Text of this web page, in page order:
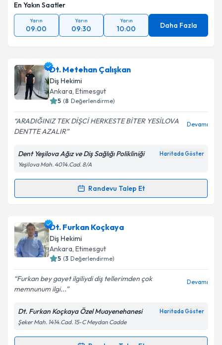
En Yakın Saatler
Yarın
09:00
Yarın
09:30
Yarın
10:00 Daha Fazla
Dt. Metehan Çalışkan
Diş Hekimi
Ankara, Etimesgut
5 (8 Değerlendirme)
ARADIĞINIZ TEK DİŞCİ HERKESTE BİTER YESİLOVA
DENTTE AZALIR
Devamı
Dent Yeşilova Ağız ve Diş Sağlığı Polikliniği Haritada Göster
Yeşilova Mah. 4014.Cad. 8/A
Randevu Talep Et
Randevu Takvimi Talebi
Dt. Metehan Çalışkaniçin randevu takvimi talebi
oluşturun. Size bu uzmandan randevu almanız için bir
takvim hazırlandığında e-posta ile bilgilendireceğiz.
Kişisel verilerimin işlenmesine ilişkin
Aydınlatma
Metni'ni okudum ve kişisel verilerimin belirtilen
kapsamda işlenmesini kabul ediyorum.
Dt. Furkan Koçkaya
Diş Hekimi
Ankara, Etimesgut
5 (3 Değerlendirme)
Furkan bey gayet ilgiliydi diş tellerimden çok
memnunum ilgi...
Devamı
Dt. Furkan Koçkaya Özel Muayenehanesi Haritada Göster
Şeker Mah. 1414.Cad. 15-C Meydan Cadde